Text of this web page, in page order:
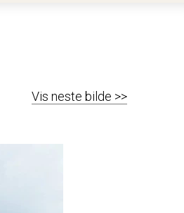
Vis neste bilde >>